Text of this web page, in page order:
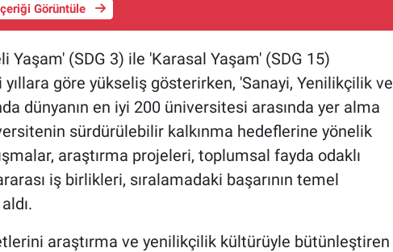
Görüntüle
Yaşam' (SDG 3) ile 'Karasal Yaşam' (SDG 15)
göre yükseliş gösterirken, 'Sanayi, Yenilikçilik ve
dünyanın en iyi 200 üniversitesi arasında yer alma
sürdürülebilir kalkınma hedeflerine yönelik
araştırma projeleri, toplumsal fayda odaklı
iş birlikleri, sıralamadaki başarının temel
araştırma ve yenilikçilik kültürüyle bütünleştiren